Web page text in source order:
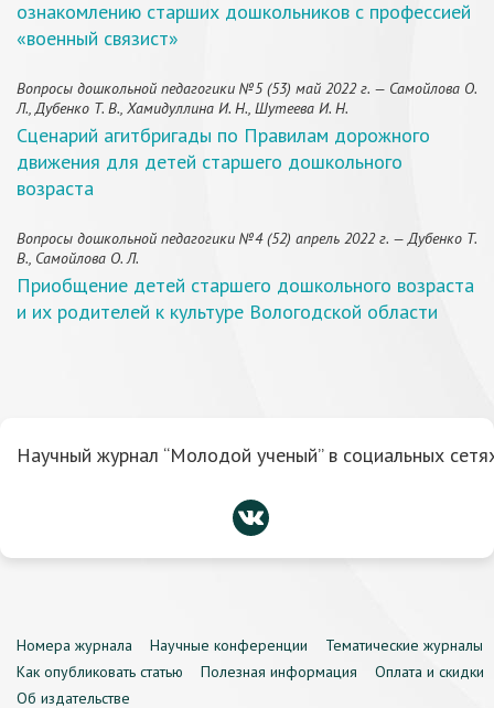
ознакомлению старших дошкольников с профессией
«военный связист»
Вопросы дошкольной педагогики №5 (53) май 2022 г. — Самойлова О.
Л., Дубенко Т. В., Хамидуллина И. Н., Шутеева И. Н.
Сценарий агитбригады по Правилам дорожного
движения для детей старшего дошкольного
возраста
Вопросы дошкольной педагогики №4 (52) апрель 2022 г. — Дубенко Т.
В., Самойлова О. Л.
Приобщение детей старшего дошкольного возраста
и их родителей к культуре Вологодской области
Научный журнал “Молодой ученый” в социальных
Номера журнала Научные конференции
Тематические журналы
Как опубликовать статью
Полезная информация
Оплата и скидки
Об издательстве